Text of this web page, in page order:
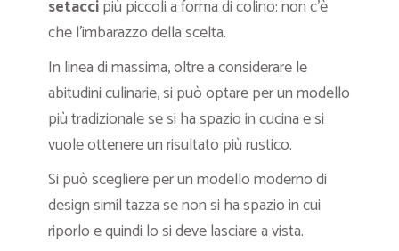
setaccipiù piccoli a forma di colino: non c’è
che l’imbarazzo della scelta.
In linea di massima, oltre a considerare le
abitudini culinarie, si può optare per un modello
più tradizionale se si ha spazio in cucina e si
vuole ottenere un risultato più rustico.
Si può scegliere per un modello moderno di
design simil tazza se non si ha spazio in cui
riporlo e quindi lo si deve lasciare a vista.